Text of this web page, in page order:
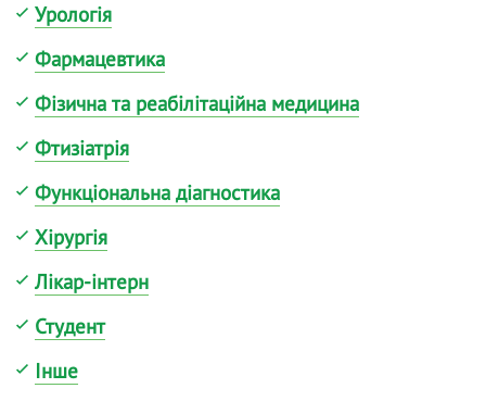
Урологія
Фармацевтика
Фізична та реабілітаційна медицина
Фтизіатрія
Функціональна діагностика
Хірургія
Лікар-інтерн
Студент
Інше